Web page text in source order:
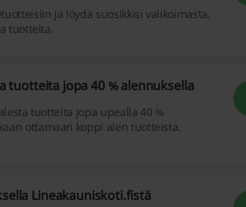
ja löydä suosikkisi valikoimasta.
tuotteita.
tuotteita jopa 40 % alennuksella
tuotteita jopa upealla 40 %
ottamaan koppi alen tuotteista.
Lineakauniskoti.fistä